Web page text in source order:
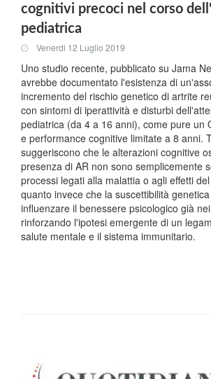
cognitivi precoci nel corso
pediatrica
Venerdi 12 Luglio 2019
Uno studio recente, pubblicato su Jama
avrebbe documentato l'esistenza di
incremento del rischio genetico di artrite
con sintomi di iperattività e disturbi
pediatrica (da 4 a 16 anni), come pure un
e performance cognitive limitate a 8 anni.
suggeriscono che le alterazioni cognitive
presenza di AR non sono semplicemente
processi legati alla malattia o agli effetti
quanto invece che la suscettibilità
influenzare il benessere psicologico già
rinforzando l'ipotesi emergente di un
salute mentale e il sistema immunitario.